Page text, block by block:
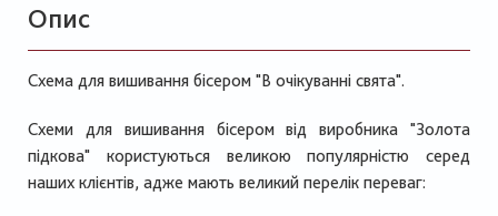
Опис
Схема для вишивання бісером "В очікуванні свята".
Схеми для вишивання бісером від виробника "Золота
підкова" користуються великою популярністю серед
наших клієнтів, адже мають великий перелік переваг: